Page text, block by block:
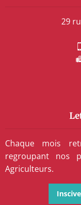
29
Chaque mois
regroupant nos
Agriculteurs.